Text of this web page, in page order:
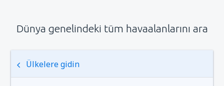
Dünya genelindeki tüm havaalanlarını ara
Ülkelere gidin